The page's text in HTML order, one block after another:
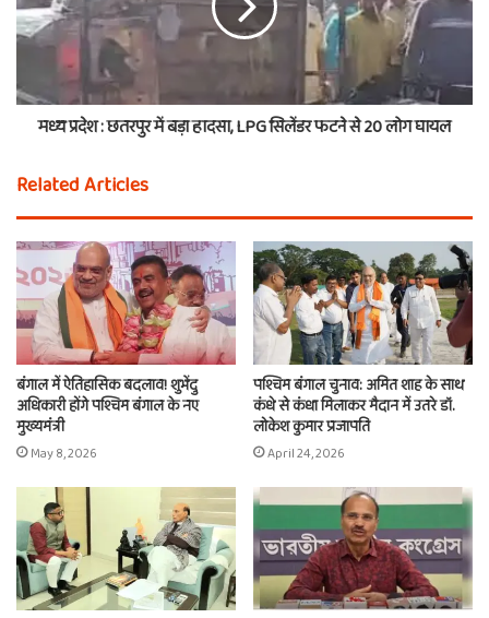
मध्य प्रदेश : छतरपुर में बड़ा हादसा, LPG सिलेंडर फटने से 20 लोग घायल
Related Articles
बंगाल में ऐतिहासिक बदलाव! शुभेंदु
अधिकारी होंगे पश्चिम बंगाल के नए
मुख्यमंत्री
May 8, 2026
पश्चिम बंगाल चुनाव: अमित शाह के साथ
कंधे से कंधा मिलाकर मैदान में उतरे डॉ.
लोकेश कुमार प्रजापति
April 24, 2026